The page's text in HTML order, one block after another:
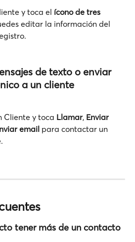
y toca el ícono de tres
editar la información del
de texto o enviar
a un cliente
Cliente y toca Llamar, Enviar
email para contactar un
tener más de un contacto